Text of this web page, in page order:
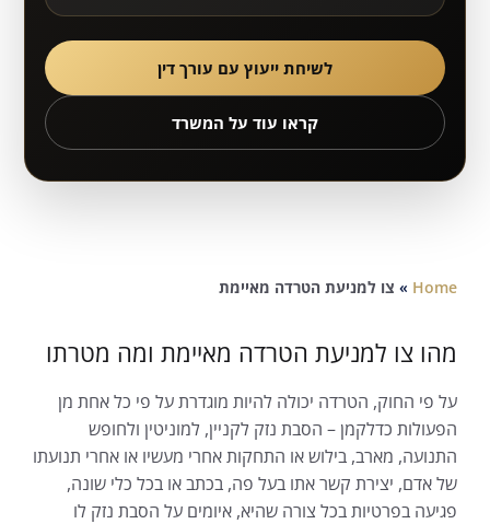
לשיחת ייעוץ עם עורך דין
קראו עוד על המשרד
Home
» צו למניעת הטרדה מאיימת
מהו צו למניעת הטרדה מאיימת ומה מטרתו
על פי החוק, הטרדה יכולה להיות מוגדרת על פי כל אחת מן
הפעולות כדלקמן – הסבת נזק לקניין, למוניטין ולחופש
התנועה, מארב, בילוש או התחקות אחרי מעשיו או אחרי תנועתו
של אדם, יצירת קשר אתו בעל פה, בכתב או בכל כלי שונה,
פגיעה בפרטיות בכל צורה שהיא, איומים על הסבת נזק לו